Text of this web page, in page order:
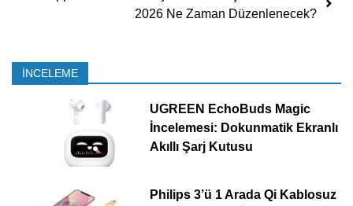
2026 Ne Zaman Düzenlenecek?
İNCELEME
UGREEN EchoBuds Magic
İncelemesi: Dokunmatik Ekranlı
Akıllı Şarj Kutusu
Philips 3’ü 1 Arada Qi Kablosuz